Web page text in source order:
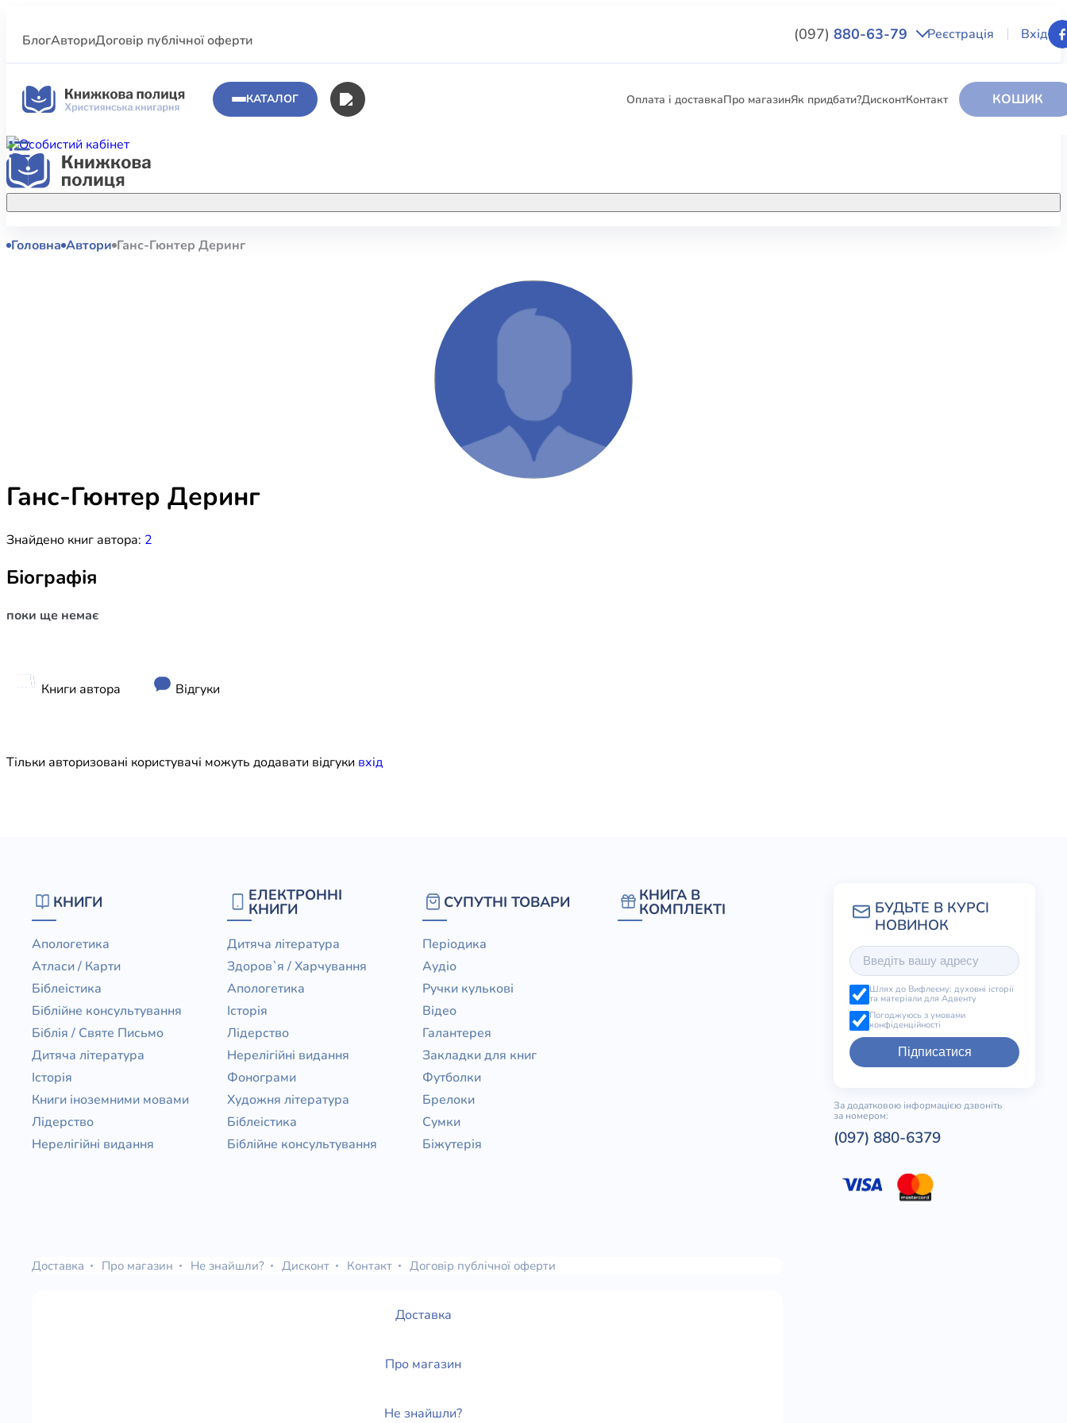
БлогАвториДоговір публічної оферти (097) 880-63-79 Реєстрація Вхід
КАТАЛОГ Оплата і доставкаПро магазинЯк придбати?ДисконтКонтакт КОШИК
Акційні пропозиції
полиці.
КНИГИ
Біблійне консультування
Художня література
ЕЛЕКТРОННІ КНИГИ
КНИГА В КОМПЛЕКТІ
Головна Автори Ганс-Гюнтер Деринг
Ганс-Гюнтер Деринг
Знайдено книг автора: 2
Біографія
поки ще немає
Книги автора Відгуки
Тільки авторизовані користувачі можуть додавати відгуки вхiд
КНИГИ
Апологетика
Атласи / Карти
Біблеістика
Біблійне консультування
Біблія / Святе Письмо
Дитяча література
Історія
Книги іноземними мовами
Лідерство
Нерелігійні видання
ЕЛЕКТРОННІ
КНИГИ
Дитяча література
Здоров`я / Харчування
Апологетика
Історія
Лідерство
Нерелігійні видання
Фонограми
Художня література
Біблеістика
Біблійне консультування
СУПУТНІ ТОВАРИ
Періодика
Аудіо
Ручки кулькові
Відео
Галантерея
Закладки для книг
Футболки
Брелоки
Сумки
Біжутерія
КНИГА В
КОМПЛЕКТІ
Шлях до Вифлеєму: духовні історії
та матеріали для Адвенту
Погоджуюсь з умовами
конфіденційності
Підписатися
За додатковою інформацією дзвоніть
за номером:
(097) 880-6379
Доставка Про магазин Не знайшли? Дисконт Контакт Договір публічної оферти
Доставка
Про магазин
Не знайшли?